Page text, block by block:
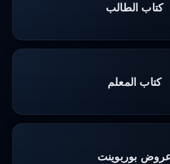
كتاب الطالب
كتاب المعلم
بوربوينت